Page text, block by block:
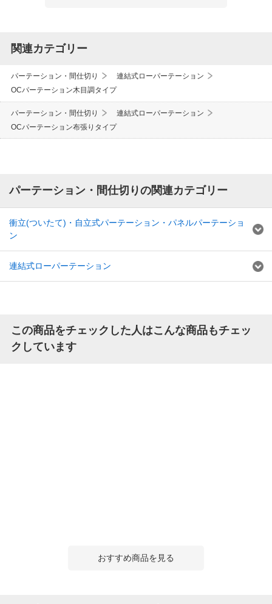
関連カテゴリー
パーテーション・間仕切り
連結式ローパーテーション
OCパーテーション木目調タイプ
パーテーション・間仕切り
連結式ローパーテーション
OCパーテーション布張りタイプ
パーテーション・間仕切りの関連カテゴリー
衝立(ついたて)・自立式パーテーション・パネルパーテーショ
ン
連結式ローパーテーション
この商品をチェックした人はこんな商品もチェッ
クしています
おすすめ商品を見る